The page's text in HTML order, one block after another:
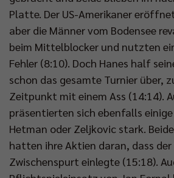
Platte. Der US-Amerikaner
aber die Männer vom Bodensee
beim Mittelblocker und nutzten
Fehler (8:10). Doch Hanes half
schon das gesamte Turnier über,
Zeitpunkt mit einem Ass (14:14).
präsentierten sich ebenfalls
Hetman oder Zeljkovic stark.
hatten ihre Aktien daran, dass
Zwischenspurt einlegte (15:18).